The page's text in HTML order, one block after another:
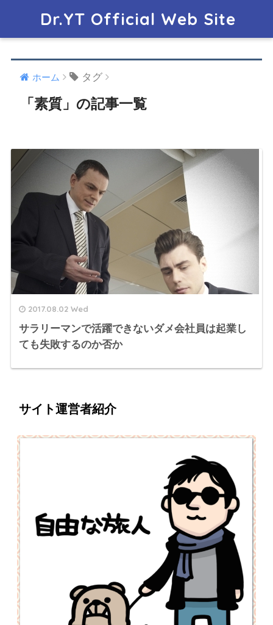
Dr.YT Official Web Site
ホーム タグ
「素質」の記事一覧
2017.08.02 Wed
サラリーマンで活躍できないダメ会社員は起業し
ても失敗するのか否か
サイト運営者紹介